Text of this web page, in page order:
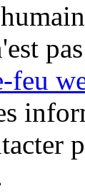
feu